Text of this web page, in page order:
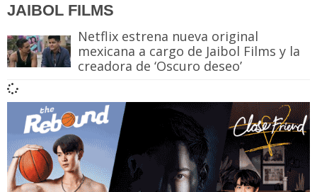
JAIBOL FILMS
Netflix estrena nueva original
mexicana a cargo de Jaibol Films y la
creadora de ‘Oscuro deseo’